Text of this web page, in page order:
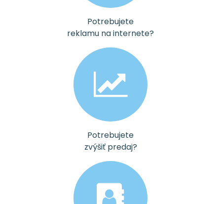
Potrebujete
reklamu na internete?
Potrebujete
zvýšiť predaj?